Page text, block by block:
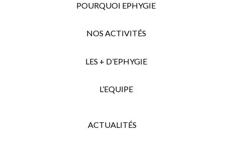
POURQUOI EPHYGIE
NOS ACTIVITÉS
LES + D’EPHYGIE
L’EQUIPE
ACTUALITÉS